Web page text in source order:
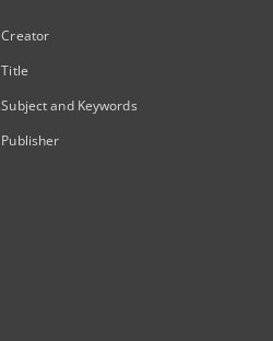
Creator
Title
Subject and Keywords
Publisher